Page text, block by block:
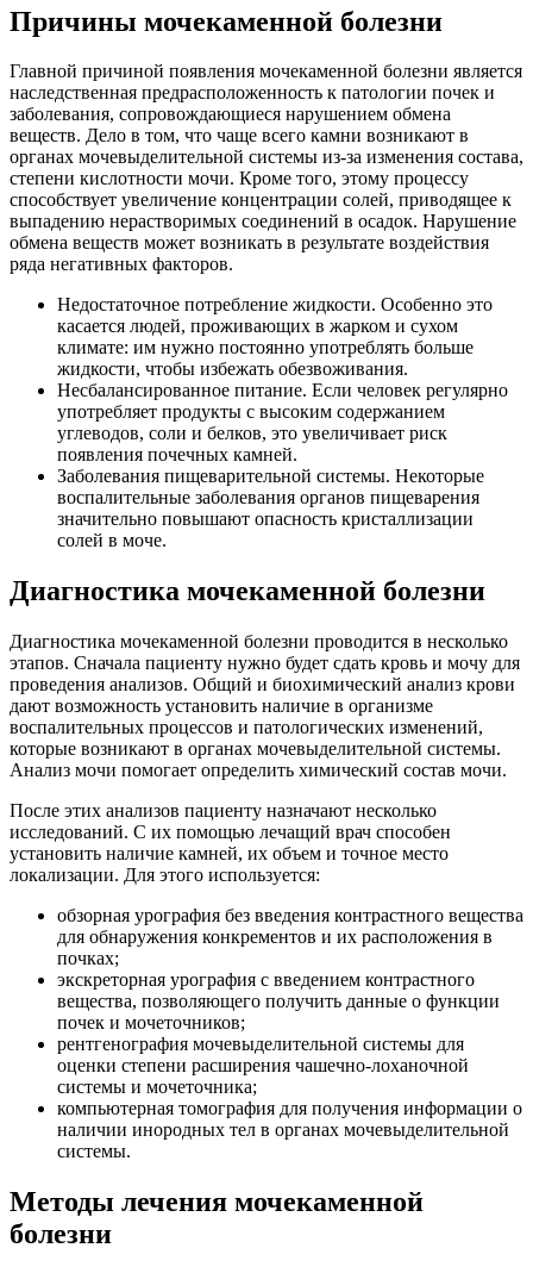
Причины мочекаменной болезни
Главной причиной появления мочекаменной болезни является
наследственная предрасположенность к патологии почек и
заболевания, сопровождающиеся нарушением обмена
веществ. Дело в том, что чаще всего камни возникают в
органах мочевыделительной системы из-за изменения состава,
степени кислотности мочи. Кроме того, этому процессу
способствует увеличение концентрации солей, приводящее к
выпадению нерастворимых соединений в осадок. Нарушение
обмена веществ может возникать в результате воздействия
ряда негативных факторов.
Недостаточное потребление жидкости. Особенно это
касается людей, проживающих в жарком и сухом
климате: им нужно постоянно употреблять больше
жидкости, чтобы избежать обезвоживания.
Несбалансированное питание. Если человек регулярно
употребляет продукты с высоким содержанием
углеводов, соли и белков, это увеличивает риск
появления почечных камней.
Заболевания пищеварительной системы. Некоторые
воспалительные заболевания органов пищеварения
значительно повышают опасность кристаллизации
солей в моче.
Диагностика мочекаменной болезни
Диагностика мочекаменной болезни проводится в несколько
этапов. Сначала пациенту нужно будет сдать кровь и мочу для
проведения анализов. Общий и биохимический анализ крови
дают возможность установить наличие в организме
воспалительных процессов и патологических изменений,
которые возникают в органах мочевыделительной системы.
Анализ мочи помогает определить химический состав мочи.
После этих анализов пациенту назначают несколько
исследований. С их помощью лечащий врач способен
установить наличие камней, их объем и точное место
локализации. Для этого используется:
обзорная урография без введения контрастного вещества
для обнаружения конкрементов и их расположения в
почках;
экскреторная урография с введением контрастного
вещества, позволяющего получить данные о функции
почек и мочеточников;
рентгенография мочевыделительной системы для
оценки степени расширения чашечно-лоханочной
системы и мочеточника;
компьютерная томография для получения информации о
наличии инородных тел в органах мочевыделительной
системы.
Методы лечения мочекаменной
болезни